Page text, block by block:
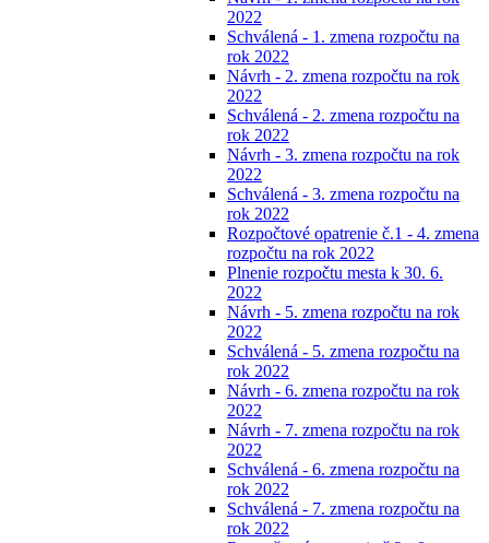
2022
Schválená - 1. zmena rozpočtu na
rok 2022
Návrh - 2. zmena rozpočtu na rok
2022
Schválená - 2. zmena rozpočtu na
rok 2022
Návrh - 3. zmena rozpočtu na rok
2022
Schválená - 3. zmena rozpočtu na
rok 2022
Rozpočtové opatrenie č.1 - 4. zmena
rozpočtu na rok 2022
Plnenie rozpočtu mesta k 30. 6.
2022
Návrh - 5. zmena rozpočtu na rok
2022
Schválená - 5. zmena rozpočtu na
rok 2022
Návrh - 6. zmena rozpočtu na rok
2022
Návrh - 7. zmena rozpočtu na rok
2022
Schválená - 6. zmena rozpočtu na
rok 2022
Schválená - 7. zmena rozpočtu na
rok 2022